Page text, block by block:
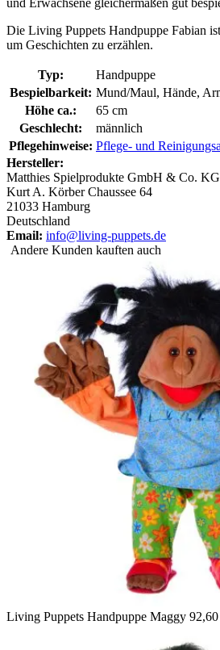
Living Puppets Handpuppe Fabian in der
geöffnetem Klappmaul
und Erwachsene gleichermaßen gut
Die Living Puppets Handpuppe Fabian
um Geschichten zu erzählen.
Typ:
Handpuppe
Bespielbarkeit: Mund/Maul, Hände,
Höhe ca.:
65 cm
Geschlecht:
männlich
Pflegehinweise: Pflege- und
Hersteller:
Matthies Spielprodukte GmbH & Co. KG
Kurt A. Körber Chaussee 64
21033 Hamburg
Deutschland
Email: info@living-puppets.de
Andere Kunden kauften auch
Living Puppets Handpuppe Maggy